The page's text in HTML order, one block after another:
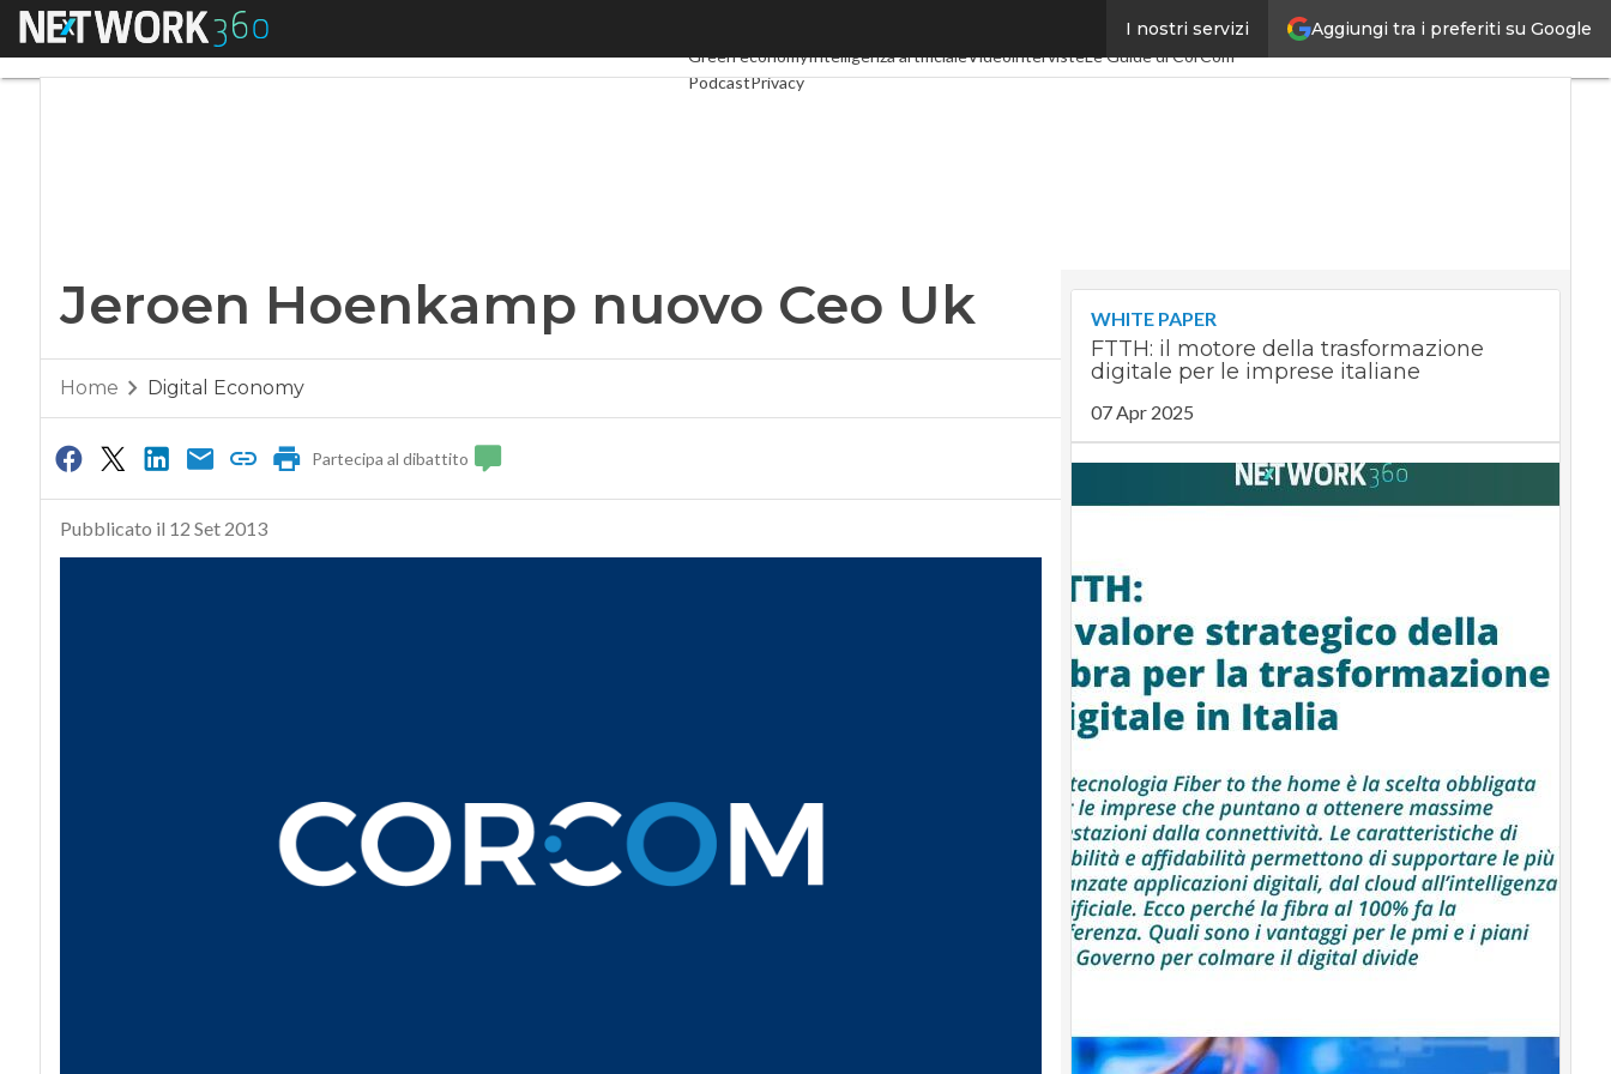
Aggiungi tra i preferiti su Google
I nostri servizi
Menu SpacEconomyPA Digitale
Green economyIntelligenza artificialeVideointervisteLe Guide di CorCom
PodcastPrivacy
Jeroen Hoenkamp nuovo Ceo Uk
Home Digital Economy
Partecipa al dibattito
Pubblicato il 12 Set 2013
WHITE PAPER
FTTH: il motore della trasformazione
digitale per le imprese italiane
07 Apr 2025